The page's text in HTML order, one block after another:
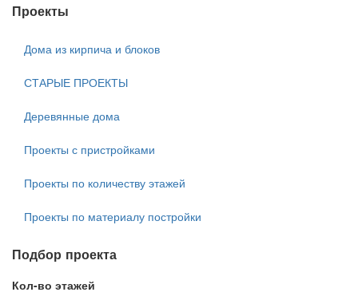
Проекты
Дома из кирпича и блоков
СТАРЫЕ ПРОЕКТЫ
Деревянные дома
Проекты с пристройками
Проекты по количеству этажей
Проекты по материалу постройки
Подбор проекта
Кол-во этажей